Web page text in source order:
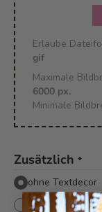
Erlaube
gif
Maximale
6000 px.
Minimale
Zusätzlich *
ohne Textdecor
mit Textdecor